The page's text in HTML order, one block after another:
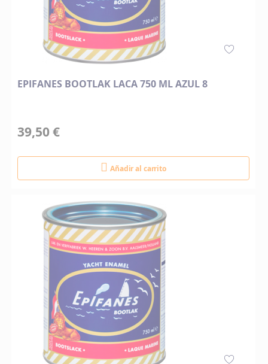
EPIFANES BOOTLAK LACA 750 ML AZUL 8
39,50 €
Añadir al carrito